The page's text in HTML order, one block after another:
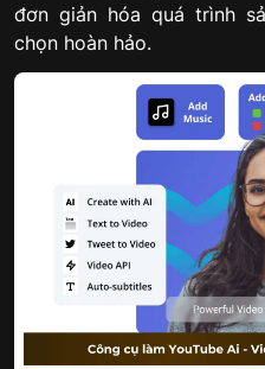
đơn giản hóa quá trình
chọn hoàn hảo.